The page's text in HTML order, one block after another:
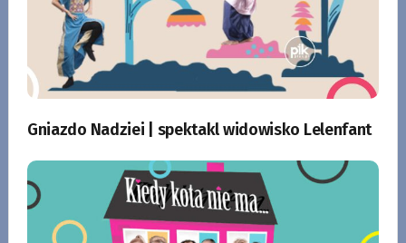
Gniazdo Nadziei | spektakl widowisko Lelenfant